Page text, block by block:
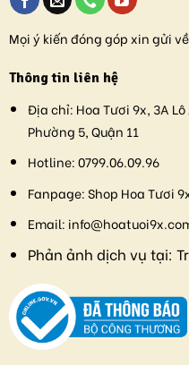
Mọi ý kiến đóng góp xin gửi
Thông tin liên hệ
Địa chỉ: Hoa Tươi 9x, 3A
Phường 5, Quận 11
Hotline:0799.06.09.96
Fanpage:Shop Hoa Tươi
Email:
Phản ảnh dịch vụ tại: